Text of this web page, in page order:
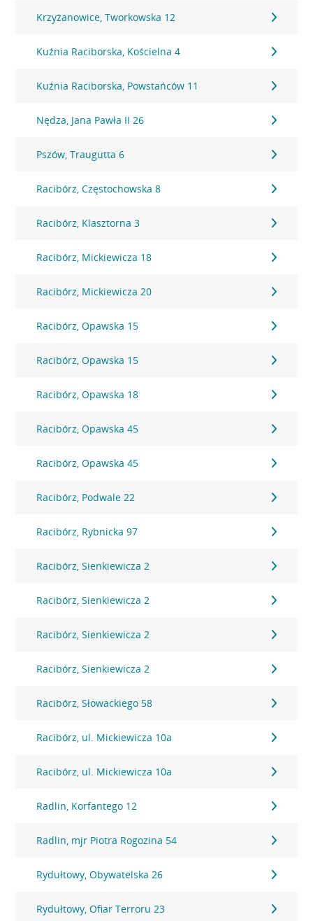
Krzyżanowice, Tworkowska 12
Kuźnia Raciborska, Kościelna 4
Kuźnia Raciborska, Powstańców 11
Nędza, Jana Pawła II 26
Pszów, Traugutta 6
Racibórz, Częstochowska 8
Racibórz, Klasztorna 3
Racibórz, Mickiewicza 18
Racibórz, Mickiewicza 20
Racibórz, Opawska 15
Racibórz, Opawska 15
Racibórz, Opawska 18
Racibórz, Opawska 45
Racibórz, Opawska 45
Racibórz, Podwale 22
Racibórz, Rybnicka 97
Racibórz, Sienkiewicza 2
Racibórz, Sienkiewicza 2
Racibórz, Sienkiewicza 2
Racibórz, Sienkiewicza 2
Racibórz, Słowackiego 58
Racibórz, ul. Mickiewicza 10a
Racibórz, ul. Mickiewicza 10a
Radlin, Korfantego 12
Radlin, mjr Piotra Rogozina 54
Rydułtowy, Obywatelska 26
Rydułtowy, Ofiar Terroru 23